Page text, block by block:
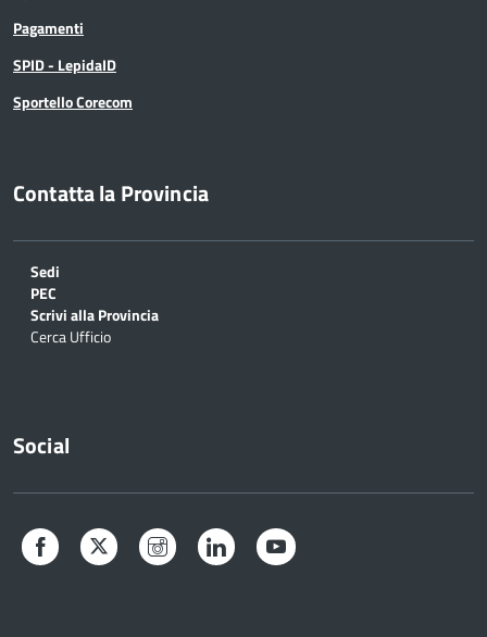
Pagamenti
SPID - LepidaID
Sportello Corecom
Contatta la Provincia
Sedi
PEC
Scrivi alla Provincia
Cerca Ufficio
Social
Facebook Twitter Instagram LinkedIn